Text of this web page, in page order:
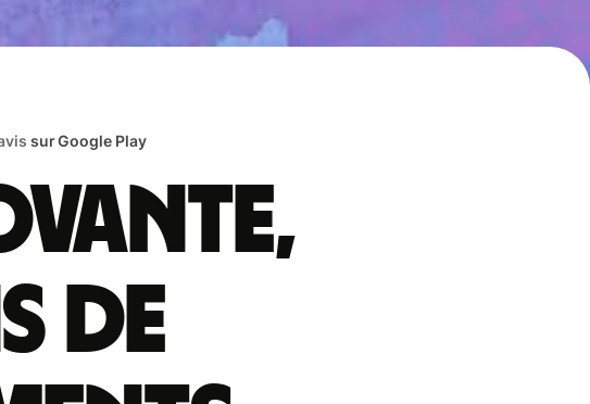
sur Google Play
de